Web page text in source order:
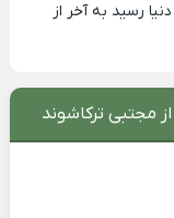
رسید به آخر از
مجتبی ترکاشوند